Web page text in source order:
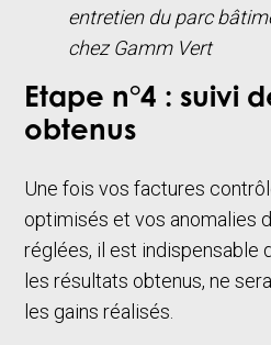
entretien du parc
chez Gamm Vert
Etape n°4 : suivi
obtenus
Une fois vos factures
optimisés et vos anomalies
réglées, il est indispensable
les résultats obtenus, ne
les gains réalisés.